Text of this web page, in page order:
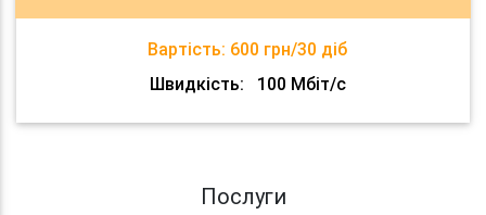
Вартість: 600 грн/30 діб
Швидкість:
100 Мбіт/с
Послуги